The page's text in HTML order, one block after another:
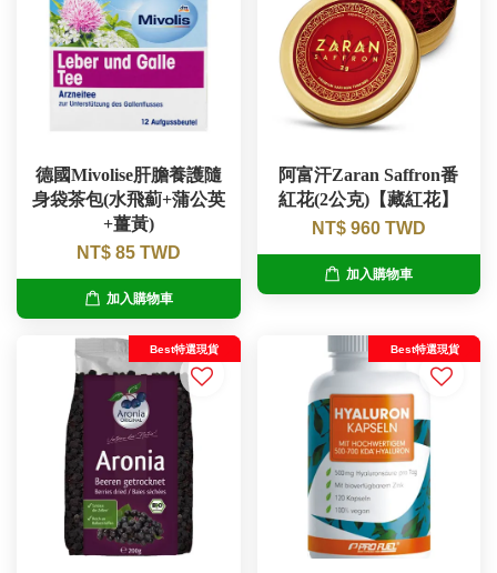
德國Mivolise肝膽養護隨
身袋茶包(水飛薊+蒲公英
+薑黃)
NT$ 85 TWD
加入購物車
阿富汗Zaran Saffron番
紅花(2公克)【藏紅花】
NT$ 960 TWD
加入購物車
Best特選現貨 Best特選現貨